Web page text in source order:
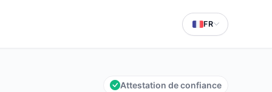
FR
Attestation de confiance